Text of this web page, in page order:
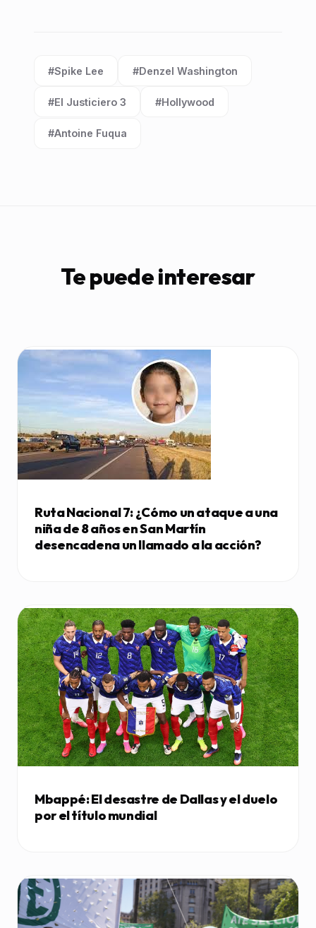
Etiqueta:
#Spike Lee
Etiqueta:
#Denzel Washington
Etiqueta:
#El Justiciero 3
Etiqueta:
#Hollywood
Etiqueta:
#Antoine Fuqua
Te puede interesar
Ruta Nacional 7: ¿Cómo un ataque a una
niña de 8 años en San Martín
desencadena un llamado a la acción?
Mbappé: El desastre de Dallas y el duelo
por el título mundial